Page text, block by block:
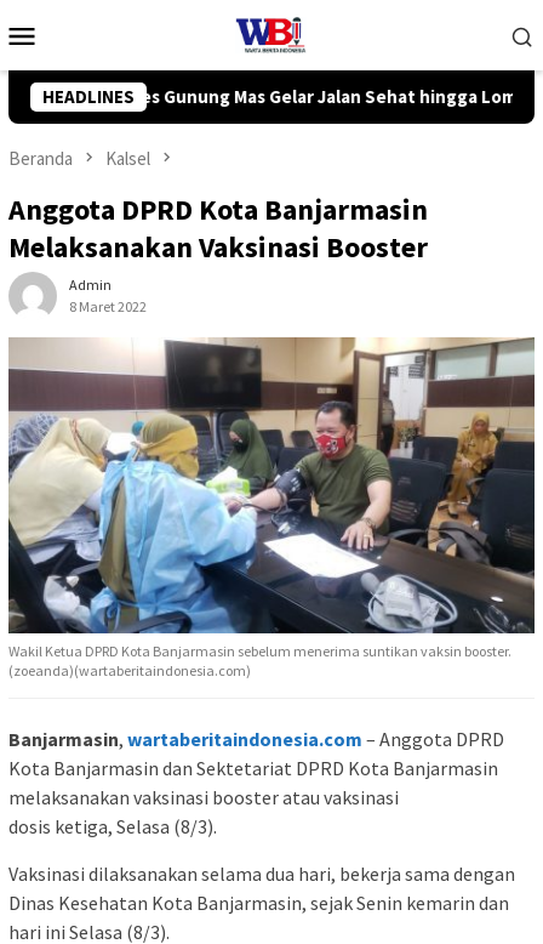
ke
Mobile
HEADLINES
hingga Lomba Tangkap Bebek Komisi III DPRD Tanah
Beranda Kalsel
Anggota DPRD Kota Banjarmasin
Melaksanakan Vaksinasi Booster
Admin
8 Maret 2022
Wakil Ketua DPRD Kota Banjarmasin sebelum menerima suntikan vaksin booster.
(zoeanda)(wartaberitaindonesia.com)
Banjarmasin, wartaberitaindonesia.com – Anggota DPRD
Kota Banjarmasin dan Sektetariat DPRD Kota Banjarmasin
melaksanakan vaksinasi booster atau vaksinasi
dosis ketiga, Selasa (8/3).
Vaksinasi dilaksanakan selama dua hari, bekerja sama dengan
Dinas Kesehatan Kota Banjarmasin, sejak Senin kemarin dan
hari ini Selasa (8/3).